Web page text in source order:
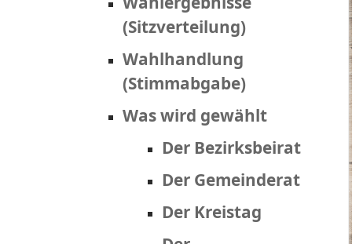
(Sitzverteilung)
Wahlhandlung
(Stimmabgabe)
Was wird gewählt
Der Bezirksbeirat
Der Gemeinderat
Der Kreistag